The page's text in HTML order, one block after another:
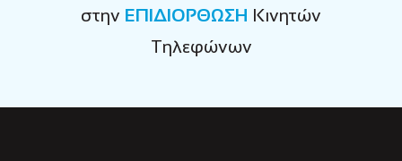
στην ΕΠΙΔΙΟΡΘΩΣΗ Κινητών
Τηλεφώνων